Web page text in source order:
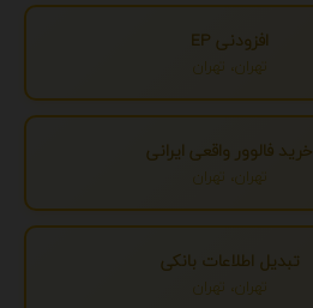
افزودنی EP
تهران، تهران
خرید فالوور واقعی ایرانی
تهران، تهران
تبدیل اطلاعات بانکی
تهران، تهران